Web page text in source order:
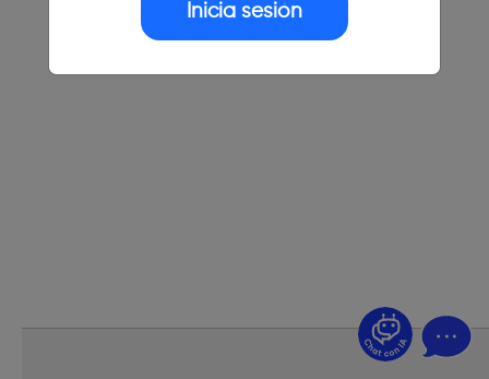
Inicia sesión